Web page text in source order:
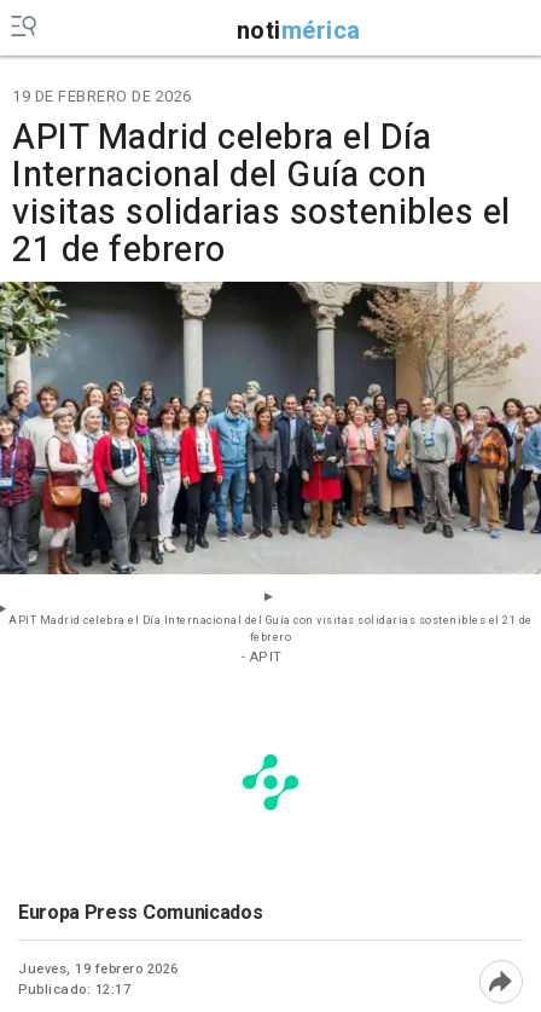
notimérica
19 DE FEBRERO DE 2026
APIT Madrid celebra el Día
Internacional del Guía con
visitas solidarias sostenibles el
21 de febrero
APIT Madrid celebra el Día Internacional del Guía con visitas solidarias sostenibles el 21 de
febrero
- APIT
Europa Press Comunicados
Jueves, 19 febrero 2026
Publicado: 12:17